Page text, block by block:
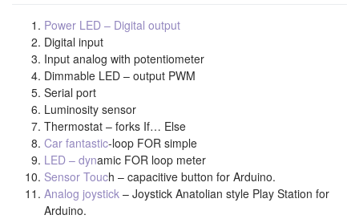
Power LED – Digital output
Digital input
Input analog with potentiometer
Dimmable LED – output PWM
Serial port
Luminosity sensor
Thermostat – forks If… Else
Car fantastic-loop FOR simple
LED – dynamic FOR loop meter
Sensor Touch – capacitive button for Arduino.
Analog joystick – Joystick Anatolian style Play Station for
Arduino.